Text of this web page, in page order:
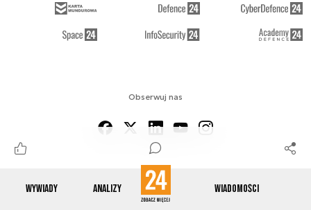
Wywiady Analizy Wiadomości
Obserwuj nas
KONTAKTREGULAMIN